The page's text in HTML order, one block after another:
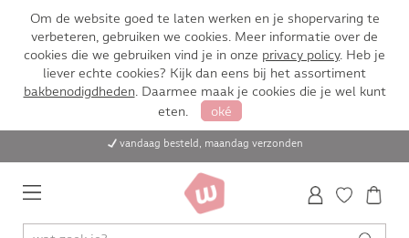
Om de website goed te laten werken en je shopervaring te
verbeteren, gebruiken we cookies. Meer informatie over de
cookies die we gebruiken vind je in onze privacy policy. Heb je
liever echte cookies? Kijk dan eens bij het assortiment
bakbenodigdheden. Daarmee maak je cookies die je wel kunt
eten.
oké
vandaag besteld, maandag verzonden